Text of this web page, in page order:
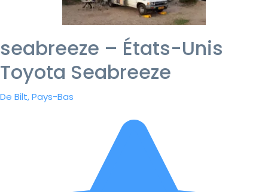
seabreeze – États-Unis
Toyota Seabreeze
De Bilt, Pays-Bas